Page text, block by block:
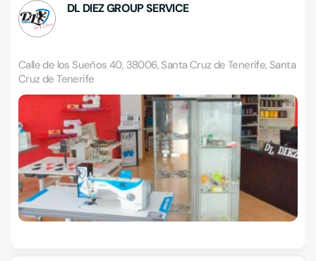
DL DIEZ GROUP SERVICE
Calle de los Sueños 40, 38006, Santa Cruz de Tenerife, Santa
Cruz de Tenerife